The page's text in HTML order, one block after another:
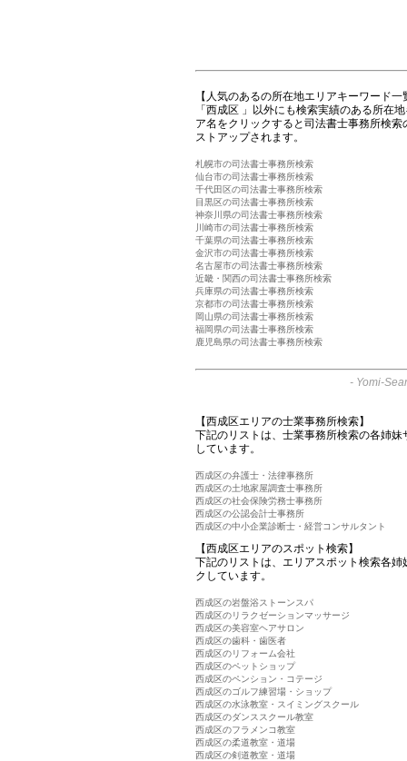
【人気のあるの所在地エリアキーワード一
「西成区 」以外にも検索実績のある所在
ア名をクリックすると司法書士事務所検
ストアップされます。
札幌市の司法書士事務所検索
仙台市の司法書士事務所検索
千代田区の司法書士事務所検索
目黒区の司法書士事務所検索
神奈川県の司法書士事務所検索
川崎市の司法書士事務所検索
千葉県の司法書士事務所検索
金沢市の司法書士事務所検索
名古屋市の司法書士事務所検索
近畿・関西の司法書士事務所検索
兵庫県の司法書士事務所検索
京都市の司法書士事務所検索
岡山県の司法書士事務所検索
福岡県の司法書士事務所検索
鹿児島県の司法書士事務所検索
- Yomi-
【西成区エリアの士業事務所検索】
下記のリストは、士業事務所検索の各姉
しています。
西成区の弁護士・法律事務所
西成区の土地家屋調査士事務所
西成区の社会保険労務士事務所
西成区の公認会計士事務所
西成区の中小企業診断士・経営コンサルタント
【西成区エリアのスポット検索】
下記のリストは、エリアスポット検索各
クしています。
西成区の岩盤浴ストーンスパ
西成区のリラクゼーションマッサージ
西成区の美容室ヘアサロン
西成区の歯科・歯医者
西成区のリフォーム会社
西成区のペットショップ
西成区のペンション・コテージ
西成区のゴルフ練習場・ショップ
西成区の水泳教室・スイミングスクール
西成区のダンススクール教室
西成区のフラメンコ教室
西成区の柔道教室・道場
西成区の剣道教室・道場